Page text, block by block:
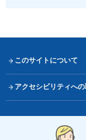
このサイトについて
アクセシビリティへ